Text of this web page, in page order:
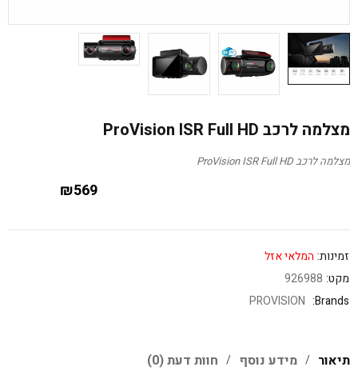
מצלמה לרכב ProVision ISR Full HD
מצלמה לרכב ProVision ISR Full HD
₪569
זמינות: המלאי אזל
מקט: 926988
Brands:
PROVISION
תיאור מידע נוסף חוות דעת (0)